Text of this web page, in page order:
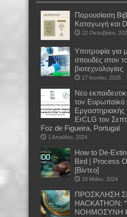
Παρουσίαση
Καταγωγή και
22 Οκτωβρίου,
Υποτροφία για
σπουδές στον
βιοτεχνολογίας
17 Ιουνίου, 2025
Nέο
τον Ευρωπαϊκό
Εργαστηριακής
ErCLG τον
Foz de Figueira, Portugal
1 Απριλίου, 2024
How to De-
Bird | Process
[Βίντεο]
29 Μαΐου, 2024
ΠΡΟΣΚΛΗΣΗ
HACKATHON:
ΝΟΗΜΟΣΥΝΗ